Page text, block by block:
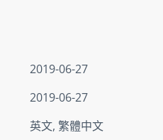
2019-06-27
2019-06-27
英文, 繁體中文